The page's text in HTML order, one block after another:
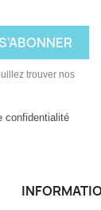
trouver nos
confidentialité